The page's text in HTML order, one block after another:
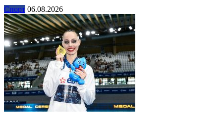
Спорт 06.08.2026